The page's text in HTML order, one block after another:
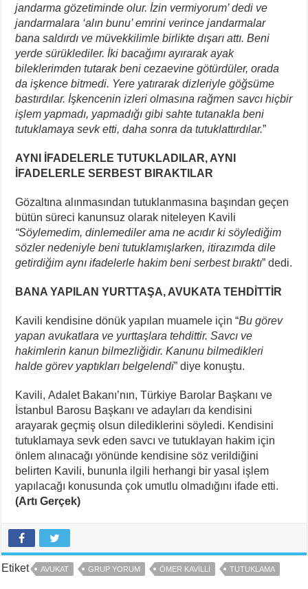
jandarma gözetiminde olur. İzin vermiyorum’ dedi ve
jandarmalara ‘alın bunu’ emrini verince jandarmalar
bana saldırdı ve müvekkilimle birlikte dışarı attı. Beni
yerde sürüklediler. İki bacağımı ayırarak ayak
bileklerimden tutarak beni cezaevine götürdüler, orada
da işkence bitmedi. Yere yatırarak dizleriyle göğsüme
bastırdılar. İşkencenin izleri olmasına rağmen savcı hiçbir
işlem yapmadı, yapmadığı gibi sahte tutanakla beni
tutuklamaya sevk etti, daha sonra da tutuklattırdılar.”
AYNI İFADELERLE TUTUKLADILAR, AYNI
İFADELERLE SERBEST BIRAKTILAR
Gözaltına alınmasından tutuklanmasına başından geçen
bütün süreci kanunsuz olarak niteleyen Kavili
“Söylemedim, dinlemediler ama ne acıdır ki söylediğim
sözler nedeniyle beni tutuklamışlarken, itirazımda dile
getirdiğim aynı ifadelerle hakim beni serbest bıraktı” dedi.
BANA YAPILAN YURTTAŞA, AVUKATA TEHDİTTİR
Kavili kendisine dönük yapılan muamele için “Bu görev
yapan avukatlara ve yurttaşlara tehdittir. Savcı ve
hakimlerin kanun bilmezliğidir. Kanunu bilmedikleri
halde görev yaptıkları belgelendi” diye konuştu.
Kavili, Adalet Bakanı’nın, Türkiye Barolar Başkanı ve
İstanbul Barosu Başkanı ve adayları da kendisini
arayarak geçmiş olsun dilediklerini söyledi. Kendisini
tutuklamaya sevk eden savcı ve tutuklayan hakim için
önlem alınacağı yönünde kendisine söz verildiğini
belirten Kavili, bununla ilgili herhangi bir yasal işlem
yapılacağı konusunda çok umutlu olmadığını ifade etti.
(Artı Gerçek)
Etiket AVUKAT GRUP YORUM ÖMER KAVILLI TUTUKLAMA